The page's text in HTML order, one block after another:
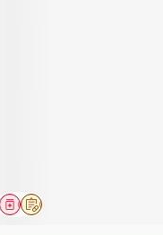
Op voorschrift
Geneesmiddel